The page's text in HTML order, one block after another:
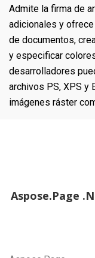
Admite la firma de
adicionales y
de documentos,
y especificar
desarrolladores
archivos PS, XPS y
imágenes ráster
Aspose.Page